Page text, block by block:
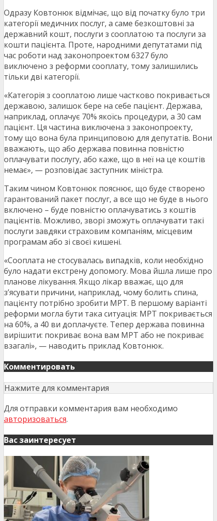
Одразу Ковтонюк відмічає, що від початку було три
категорії медичних послуг, а саме безкоштовні за
державний кошт, послуги з сооплатою та послуги за
кошти пацієнта. Проте, народними депутатами під
час роботи над законопроектом 6327 було
виключено з реформи сооплату, тому залишились
тільки дві категорії.
«Категорія з сооплатою лише частково покривається
державою, залишок бере на себе пацієнт. Держава,
наприклад, оплачує 70% якоїсь процедури, а 30 сам
пацієнт. Ця частина виключена з законопроекту,
тому що вона була принциповою для депутатів. Вони
вважають, що або держава повинна повністю
оплачувати послугу, або каже, що в неї на це коштів
немає», — розповідає заступник міністра.
Таким чином Ковтонюк пояснює, що буде створено
гарантований пакет послуг, а все що не буде в нього
включено – буде повністю оплачуватись з коштів
пацієнтів. Можливо, зворі зможуть оплачувати такі
послуги завдяки страховим компаніям, місцевим
програмам або зі своєї кишені.
«Сооплата не стосувалась випадків, коли необхідно
було надати екстрену допомогу. Мова йшла лише про
планове лікування. Якщо лікар вважає, що для
з’ясувати причини, наприклад, чому болить спина,
пацієнту потрібно зробити МРТ. В першому варіанті
реформи могла бути така ситуація: МРТ покривається
на 60%, а 40 ви доплачуєте. Тепер держава повинна
вирішити: покриває вона вам МРТ або не покриває
взагалі», — наводить приклад Ковтонюк.
Комментировать
Нажмите для комментария
Для отправки комментария вам необходимо
авторизоваться.
Вас заинтересует